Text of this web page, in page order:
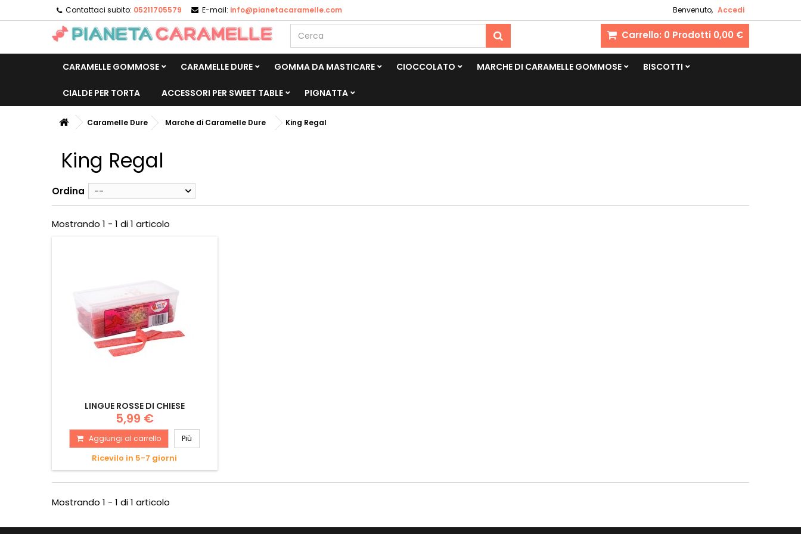
Benvenuto, Accedi
Contattaci subito: 05211705579 E-mail: info@pianetacaramelle.com
Carrello: 0 Prodotti 0,00 €
CARAMELLE GOMMOSE CARAMELLE DURE GOMMA DA MASTICARE CIOCCOLATO MARCHE DI CARAMELLE GOMMOSE BISCOTTI
CIALDE PER TORTA ACCESSORI PER SWEET TABLE PIGNATTA
Caramelle Dure Marche di Caramelle Dure King Regal
King Regal
Ordina --
Mostrando 1 - 1 di 1 articolo
LINGUE ROSSE DI CHIESE
5,99 €
Aggiungi al carrello Più
Ricevilo in 5-7 giorni
Mostrando 1 - 1 di 1 articolo